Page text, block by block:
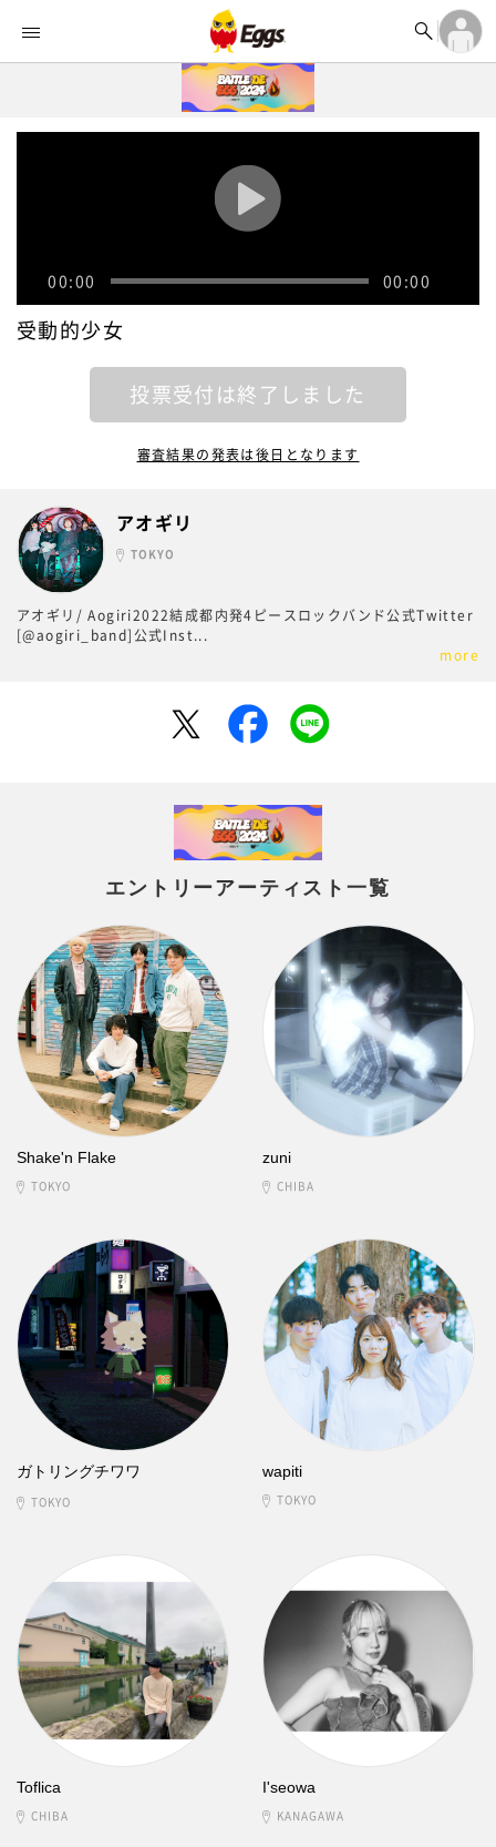


ランキング 
記事 

ログイン
アカウント登録
00:00 00:00
受動的少女
投票受付は終了しました
審査結果の発表は後日となります
アオギリ
TOKYO
アオギリ/ Aogiri2022結成都内発4ピースロックバンド公式Twitter
[@aogiri_band]公式Inst...
more
エントリーアーティスト一覧
Shake'n Flake
TOKYO
zuni
CHIBA
ガトリングチワワ
TOKYO
wapiti
TOKYO
Toflica
CHIBA
I'seowa
KANAGAWA